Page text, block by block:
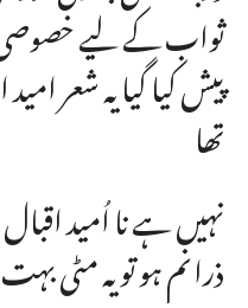
ثواب کے لیے خصوصی
پیش کیا گیا یہ شعر
تھا
نہیں ہے نا اُمید
ذرا نم ہو تو یہ مٹی